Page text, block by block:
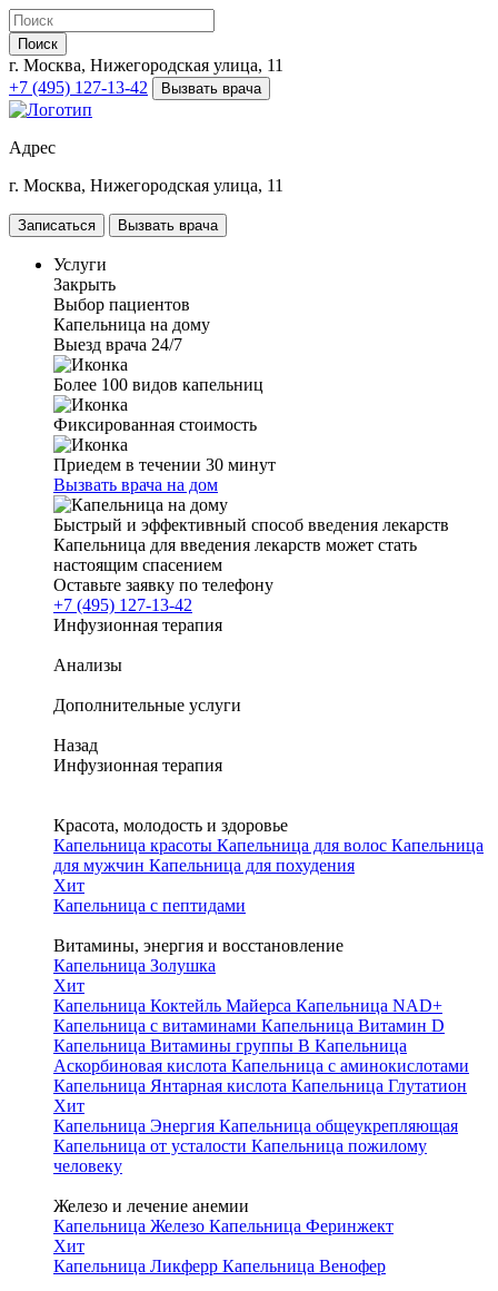
Поиск
г. Москва, Нижегородская улица, 11
+7 (495) 127-13-42
Вызвать врача
Адрес
г. Москва, Нижегородская улица, 11
Записаться Вызвать врача
Услуги
Закрыть
Выбор пациентов
Капельница на дому
Выезд врача 24/7
Более 100 видов капельниц
Фиксированная стоимость
Приедем в течении 30 минут
Вызвать врача на дом
Быстрый и эффективный способ введения лекарств
Капельница для введения лекарств может стать
настоящим спасением
Оставьте заявку по телефону
+7 (495) 127-13-42
Инфузионная терапия
Анализы
Дополнительные услуги
Назад
Инфузионная терапия
Красота, молодость и здоровье
Капельница красоты Капельница для волос Капельница
для мужчин Капельница для похудения
Хит
Капельница с пептидами
Витамины, энергия и восстановление
Капельница Золушка
Хит
Капельница Коктейль Майерса Капельница NAD+
Капельница с витаминами Капельница Витамин D
Капельница Витамины группы B Капельница
Аскорбиновая кислота Капельница с аминокислотами
Капельница Янтарная кислота Капельница Глутатион
Хит
Капельница Энергия Капельница общеукрепляющая
Капельница от усталости Капельница пожилому
человеку
Железо и лечение анемии
Капельница Железо Капельница Феринжект
Хит
Капельница Ликферр Капельница Венофер